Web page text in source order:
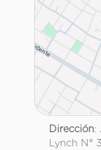
Dirección:
Lynch N°